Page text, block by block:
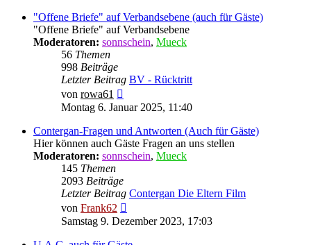
"Offene Briefe" auf Verbandsebene (auch für Gäste)
"Offene Briefe" auf Verbandsebene
Moderatoren: sonnschein, Mueck
56 Themen
998 Beiträge
Letzter Beitrag BV - Rücktritt
von rowa61
Beitrag
Montag 6. Januar 2025, 11:40
Contergan-Fragen und Antworten (Auch für Gäste)
Hier können auch Gäste Fragen an uns stellen
Moderatoren: sonnschein, Mueck
145 Themen
2093 Beiträge
Letzter Beitrag Contergan Die Eltern Film
von Frank62
Beitrag
Samstag 9. Dezember 2023, 17:03